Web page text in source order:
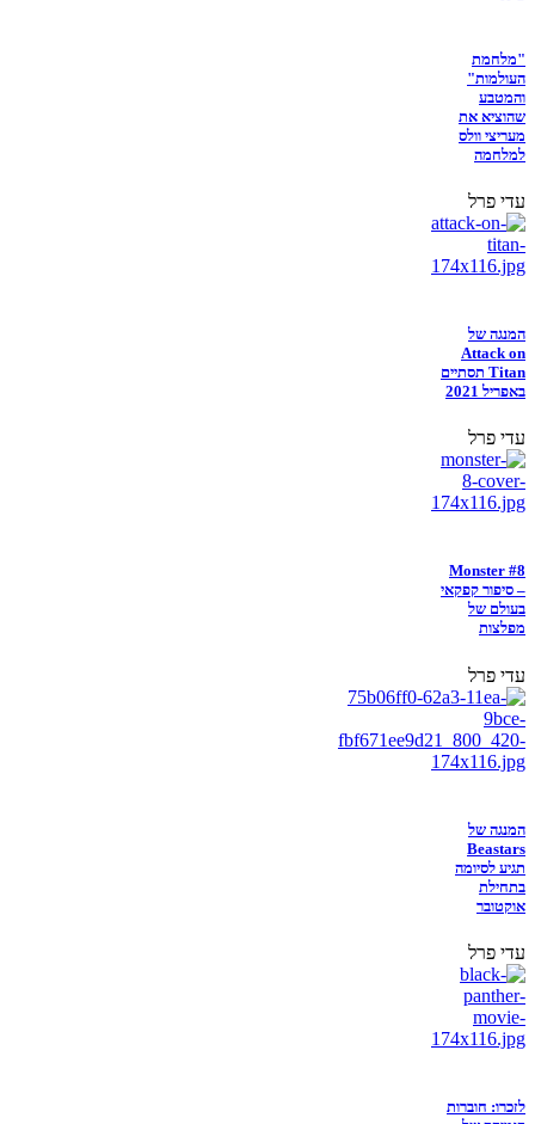
"מלחמת
העולמות"
והמטבע
שהוציא את
מעריצי וולס
למלחמה
עדי פרל
המנגה של
Attack on
Titan תסתיים
באפריל 2021
עדי פרל
Monster #8
– סיפור קפקאי
בעולם של
מפלצות
עדי פרל
המנגה של
Beastars
תגיע לסיומה
בתחילת
אוקטובר
עדי פרל
לזכרו: חוברות